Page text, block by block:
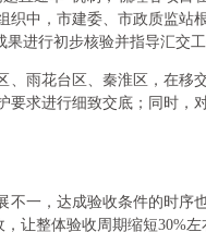
中，市建委、市政质监站
进行初步核验并指导汇交工
雨花台区、秦淮区，在移
求进行细致交底；同时，
一，达成验收条件的时序
让整体验收周期缩短30%左